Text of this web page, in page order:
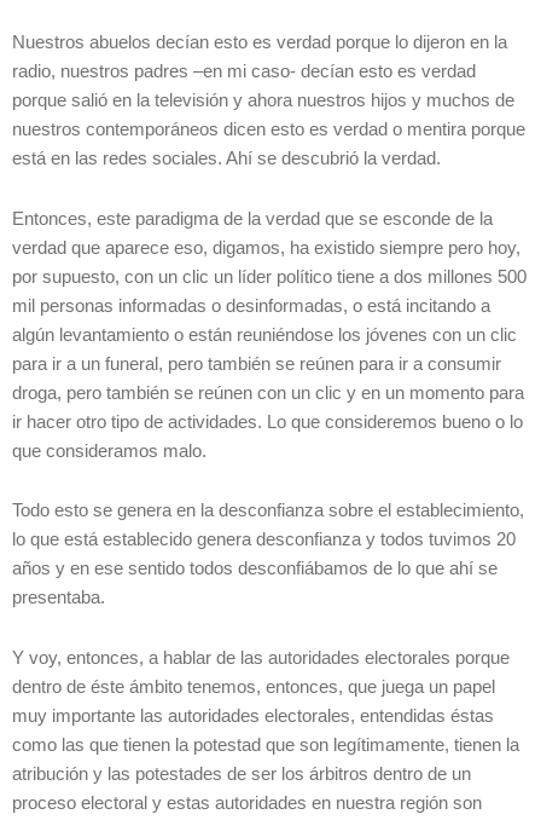
Nuestros abuelos decían esto es verdad porque lo dijeron en la
radio, nuestros padres –en mi caso- decían esto es verdad
porque salió en la televisión y ahora nuestros hijos y muchos de
nuestros contemporáneos dicen esto es verdad o mentira porque
está en las redes sociales. Ahí se descubrió la verdad.
Entonces, este paradigma de la verdad que se esconde de la
verdad que aparece eso, digamos, ha existido siempre pero hoy,
por supuesto, con un clic un líder político tiene a dos millones 500
mil personas informadas o desinformadas, o está incitando a
algún levantamiento o están reuniéndose los jóvenes con un clic
para ir a un funeral, pero también se reúnen para ir a consumir
droga, pero también se reúnen con un clic y en un momento para
ir hacer otro tipo de actividades. Lo que consideremos bueno o lo
que consideramos malo.
Todo esto se genera en la desconfianza sobre el establecimiento,
lo que está establecido genera desconfianza y todos tuvimos 20
años y en ese sentido todos desconfiábamos de lo que ahí se
presentaba.
Y voy, entonces, a hablar de las autoridades electorales porque
dentro de éste ámbito tenemos, entonces, que juega un papel
muy importante las autoridades electorales, entendidas éstas
como las que tienen la potestad que son legítimamente, tienen la
atribución y las potestades de ser los árbitros dentro de un
proceso electoral y estas autoridades en nuestra región son